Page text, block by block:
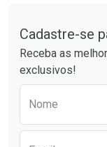
Cadastre-se
Receba as
exclusivos!
Nome